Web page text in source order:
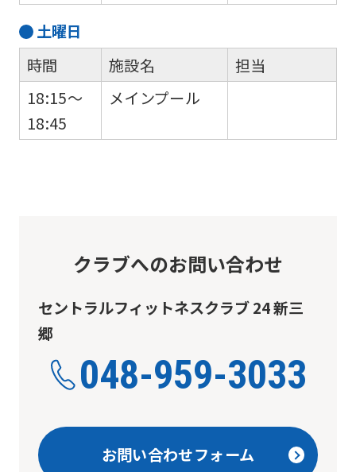
土曜日
時間
18:15～
18:45
施設名
メインプール
担当
クラブへのお問い合わせ
セントラルフィットネスクラブ 24 新三
郷
048-959-3033
お問い合わせフォーム